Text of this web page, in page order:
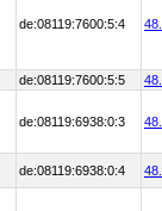
de:08119:7600:5:4
de:08119:7600:5:5
de:08119:6938:0:3
de:08119:6938:0:4